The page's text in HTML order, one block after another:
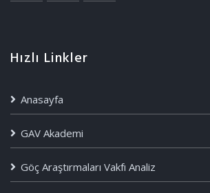
Hızlı Linkler
Anasayfa
GAV Akademi
Göç Araştırmaları Vakfı Analiz